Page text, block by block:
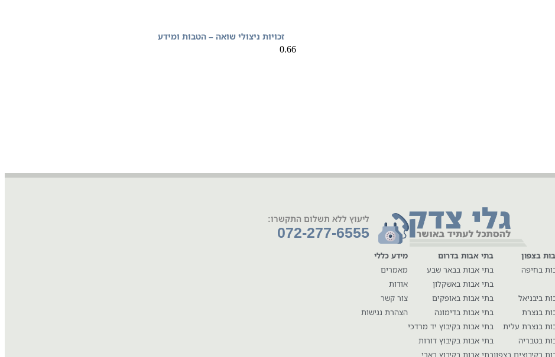
זכויות ניצולי שואה – הטבות ומידע
ליעוץ ללא תשלום התקשרו:
072-277-6555
בצפון
בחיפה
ביבניאל
בנצרת
בנצרת עלית
בטבריה
בקיבוצים בצפון
בתי אבות בדרום
בתי אבות בבאר שבע
בתי אבות באשקלון
בתי אבות באופקים
בתי אבות בדימונה
בתי אבות בקיבוץ יד מרדכי
בתי אבות בקיבוץ דורות
בתי אבות בקיבוץ בארי
מידע כללי
מאמרים
אודות
צור קשר
הצהרת נגישות